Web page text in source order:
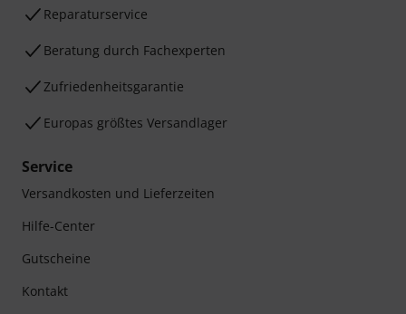
Reparaturservice
Beratung durch Fachexperten
Zufriedenheitsgarantie
Europas größtes Versandlager
Service
Versandkosten und Lieferzeiten
Hilfe-Center
Gutscheine
Kontakt